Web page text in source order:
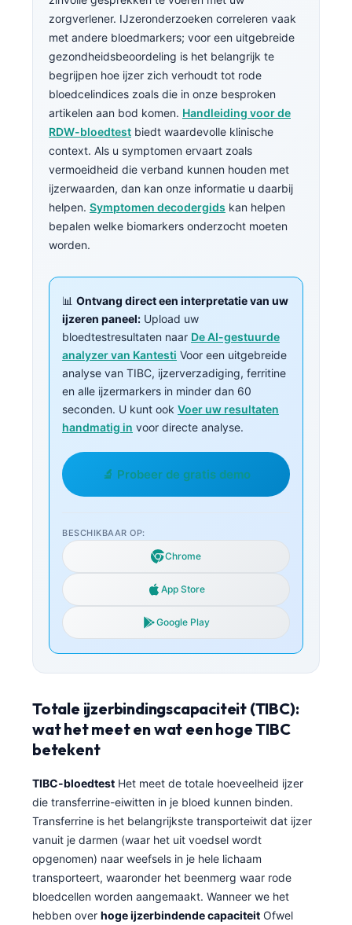
zorgverlener. IJzeronderzoeken correleren vaak
met andere bloedmarkers; voor een uitgebreide
gezondheidsbeoordeling is het belangrijk te
begrijpen hoe ijzer zich verhoudt tot rode
bloedcelindices zoals die in onze besproken
artikelen aan bod komen. Handleiding voor de
RDW-bloedtest biedt waardevolle klinische
context. Als u symptomen ervaart zoals
vermoeidheid die verband kunnen houden met
ijzerwaarden, dan kan onze informatie u daarbij
helpen. Symptomen decodergids kan helpen
bepalen welke biomarkers onderzocht moeten
worden.
📊 Ontvang direct een interpretatie van uw
ijzeren paneel: Upload uw
bloedtestresultaten naar De AI-gestuurde
analyzer van Kantesti Voor een uitgebreide
analyse van TIBC, ijzerverzadiging, ferritine
en alle ijzermarkers in minder dan 60
seconden. U kunt ook Voer uw resultaten
handmatig in voor directe analyse.
🔬 Probeer de gratis demo
BESCHIKBAAR OP:
Chrome
App Store
Google Play
Totale ijzerbindingscapaciteit (TIBC):
wat het meet en wat een hoge TIBC
betekent
TIBC-bloedtest Het meet de totale hoeveelheid ijzer
die transferrine-eiwitten in je bloed kunnen binden.
Transferrine is het belangrijkste transporteiwit dat ijzer
vanuit je darmen (waar het uit voedsel wordt
opgenomen) naar weefsels in je hele lichaam
transporteert, waaronder het beenmerg waar rode
bloedcellen worden aangemaakt. Wanneer we het
hebben over hoge ijzerbindende capaciteit Ofwel